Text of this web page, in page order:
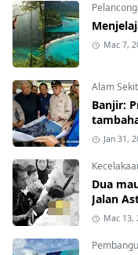
Mac 7,
Alam
Banjir:
Jan 31,
Dua
Jalan
Mac 13,